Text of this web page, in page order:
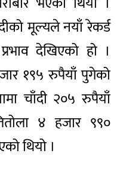
मूल्यले नयाँ रेकर्ड
देखिएको हो ।
१९५ रुपैयाँ पुगेको
चाँदी २०५ रुपैयाँ
४ हजार ९९०
थियो ।